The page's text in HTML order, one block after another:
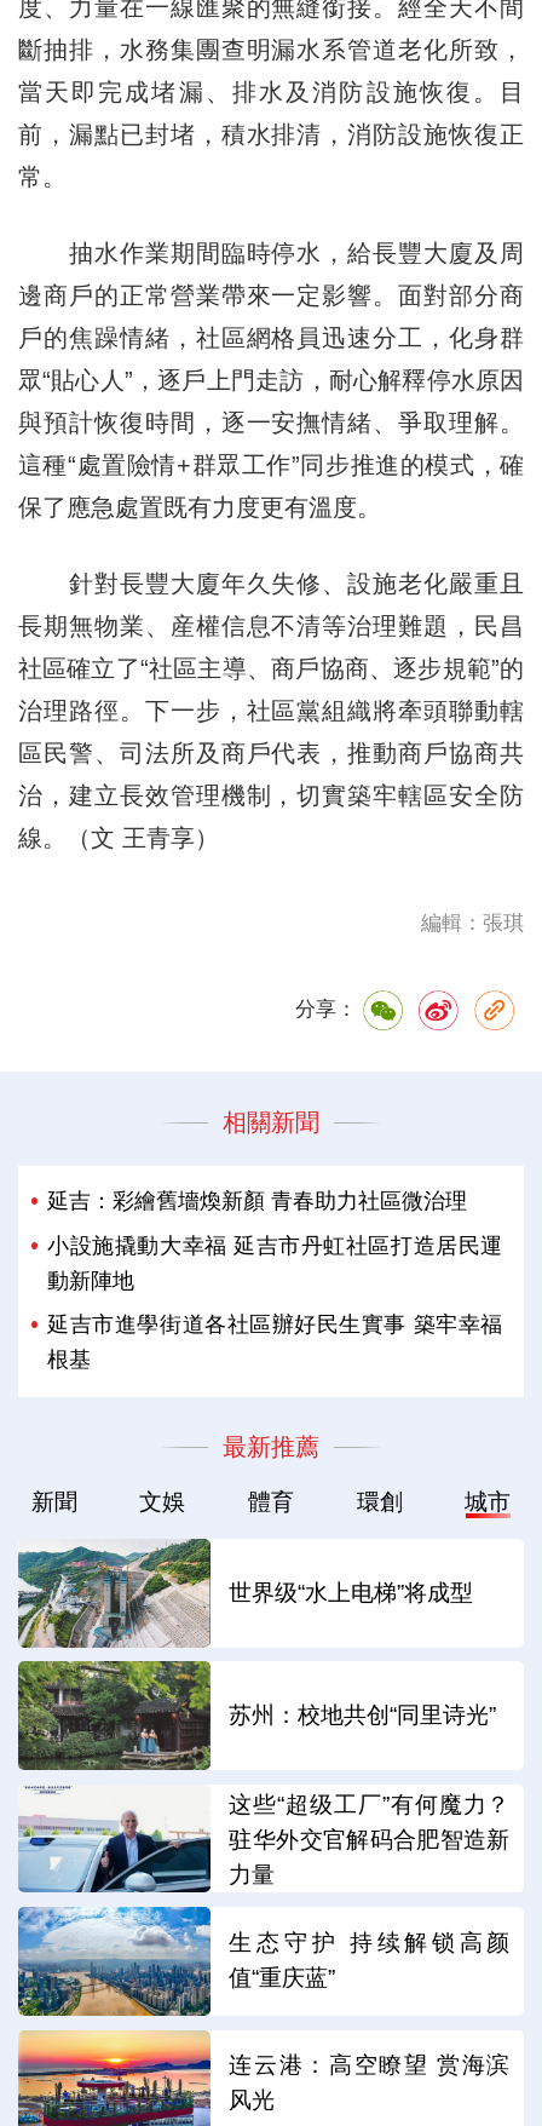
度、力量在一線匯聚的無縫銜接。經全天不間
斷抽排，水務集團查明漏水系管道老化所致，
當天即完成堵漏、排水及消防設施恢復。目
前，漏點已封堵，積水排清，消防設施恢復正
常。
抽水作業期間臨時停水，給長豐大廈及周
邊商戶的正常營業帶來一定影響。面對部分商
戶的焦躁情緒，社區網格員迅速分工，化身群
眾“貼心人”，逐戶上門走訪，耐心解釋停水原因
與預計恢復時間，逐一安撫情緒、爭取理解。
這種“處置險情+群眾工作”同步推進的模式，確
保了應急處置既有力度更有溫度。
針對長豐大廈年久失修、設施老化嚴重且
長期無物業、産權信息不清等治理難題，民昌
社區確立了“社區主導、商戶協商、逐步規範”的
治理路徑。下一步，社區黨組織將牽頭聯動轄
區民警、司法所及商戶代表，推動商戶協商共
治，建立長效管理機制，切實築牢轄區安全防
線。（文 王青享）
編輯：張琪
分享：
相關新聞
延吉：彩繪舊墻煥新顏 青春助力社區微治理
小設施撬動大幸福 延吉市丹虹社區打造居民運
動新陣地
延吉市進學街道各社區辦好民生實事 築牢幸福
根基
最新推薦
新聞 文娛 體育 環創 城市
世界级“水上电梯”将成型
苏州：校地共创“同里诗光”
这些“超级工厂”有何魔力？
驻华外交官解码合肥智造新
力量
生态守护 持续解锁高颜
值“重庆蓝”
连云港：高空瞭望 赏海滨
风光